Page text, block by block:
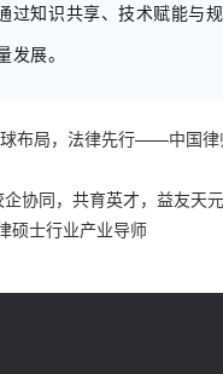
过知识共享、技术赋能与
展。
布局，法律先行——中国律
协同，共育英才，益友天
硕士行业产业导师